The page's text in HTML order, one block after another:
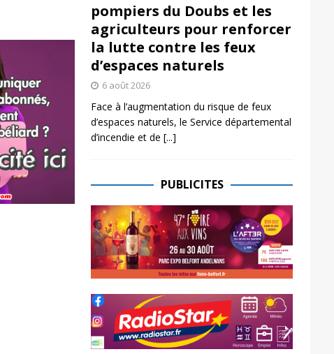
pompiers du Doubs et les
agriculteurs pour renforcer
la lutte contre les feux
d’espaces naturels
6 août 2026
Face à l’augmentation du risque de feux
d’espaces naturels, le Service départemental
d’incendie et de [...]
PUBLICITES